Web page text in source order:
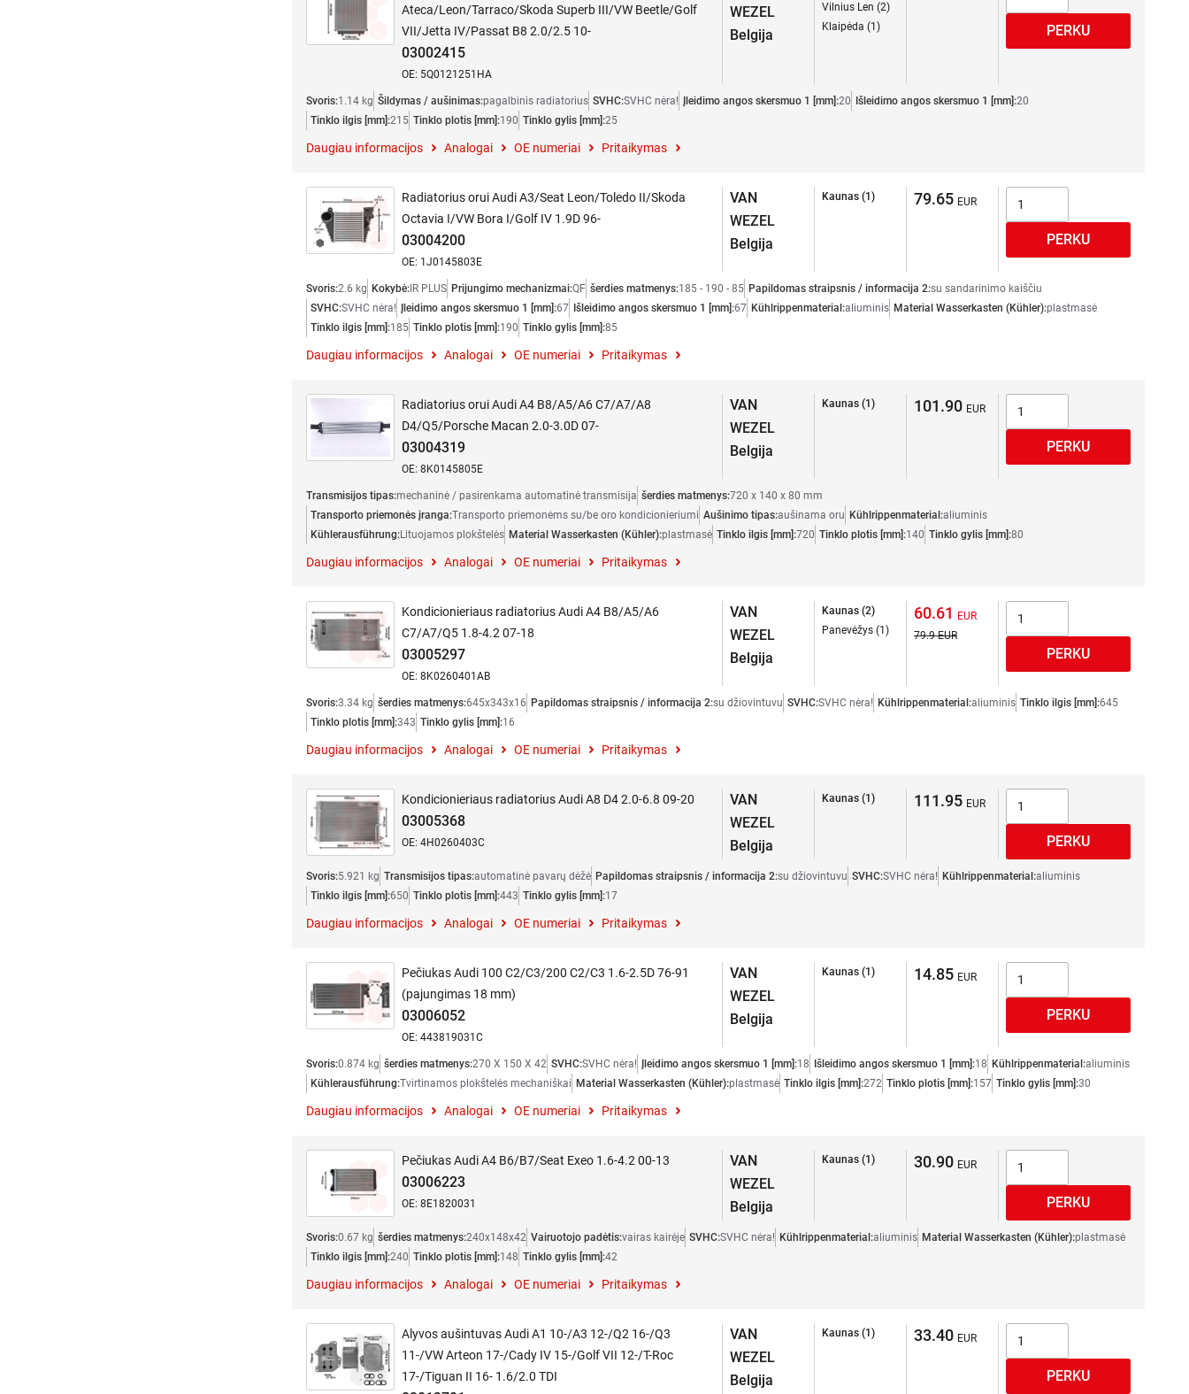
Ateca/Leon/Tarraco/Skoda Superb III/VW Beetle/Golf
VII/Jetta IV/Passat B8 2.0/2.5 10-
03002415
OE: 5Q0121251HA
WEZEL
Belgija
Vilnius Len (2)
Klaipėda (1)
Svoris:1.14 kg Šildymas / aušinimas:pagalbinis radiatorius SVHC:SVHC nėra! Įleidimo angos skersmuo 1 [mm]:20 Išleidimo angos skersmuo 1 [mm]:20
Tinklo ilgis [mm]:215 Tinklo plotis [mm]:190 Tinklo gylis [mm]:25
Daugiau informacijos Analogai OE numeriai Pritaikymas
Radiatorius orui Audi A3/Seat Leon/Toledo II/Skoda
Octavia I/VW Bora I/Golf IV 1.9D 96-
03004200
OE: 1J0145803E
VAN
WEZEL
Belgija
Kaunas (1) 79.65
Svoris:2.6 kg Kokybė: IR PLUS Prijungimo mechanizmai:QF šerdies matmenys:185 - 190 - 85 Papildomas straipsnis / informacija 2:su sandarinimo kaiščiu
SVHC:SVHC nėra! Įleidimo angos skersmuo 1 [mm]:67 Išleidimo angos skersmuo 1 [mm]:67 Kühlrippenmaterial:aliuminis Material Wasserkasten (Kühler):plastmasė
Tinklo ilgis [mm]:185 Tinklo plotis [mm]:190 Tinklo gylis [mm]:85
Daugiau informacijos Analogai OE numeriai Pritaikymas
Radiatorius orui Audi A4 B8/A5/A6 C7/A7/A8
D4/Q5/Porsche Macan 2.0-3.0D 07-
03004319
OE: 8K0145805E
VAN
WEZEL
Belgija
Kaunas (1) 101.90
Transmisijos tipas:mechaninė / pasirenkama automatinė transmisija šerdies matmenys:720 x 140 x 80 mm
Transporto priemonės įranga:Transporto priemonėms su/be oro kondicionieriumi Aušinimo tipas:aušinama oru Kühlrippenmaterial:aliuminis
Kühlerausführung:Lituojamos plokštelės Material Wasserkasten (Kühler):plastmasė Tinklo ilgis [mm]:720 Tinklo plotis [mm]:140 Tinklo gylis [mm]:80
Daugiau informacijos Analogai OE numeriai Pritaikymas
Kondicionieriaus radiatorius Audi A4 B8/A5/A6
C7/A7/Q5 1.8-4.2 07-18
03005297
OE: 8K0260401AB
VAN
WEZEL
Belgija
Kaunas (2)
Panevėžys (1)
60.61
79.9
Svoris:3.34 kg šerdies matmenys:645x343x16 Papildomas straipsnis / informacija 2:su džiovintuvu SVHC:SVHC nėra! Kühlrippenmaterial:aliuminis Tinklo ilgis [mm]:645
Tinklo plotis [mm]:343 Tinklo gylis [mm]:16
Daugiau informacijos Analogai OE numeriai Pritaikymas
Kondicionieriaus radiatorius Audi A8 D4 2.0-6.8 09-20
03005368
OE: 4H0260403C
VAN
WEZEL
Belgija
Kaunas (1) 111.95
Svoris:5.921 kg Transmisijos tipas:automatinė pavarų dėžė Papildomas straipsnis / informacija 2:su džiovintuvu SVHC:SVHC nėra! Kühlrippenmaterial:aliuminis
Tinklo ilgis [mm]:650 Tinklo plotis [mm]:443 Tinklo gylis [mm]:17
Daugiau informacijos Analogai OE numeriai Pritaikymas
Pečiukas Audi 100 C2/C3/200 C2/C3 1.6-2.5D 76-91
(pajungimas 18 mm)
03006052
OE: 443819031C
VAN
WEZEL
Belgija
Kaunas (1) 14.85
Svoris:0.874 kg šerdies matmenys:270 X 150 X 42 SVHC:SVHC nėra! Įleidimo angos skersmuo 1 [mm]:18 Išleidimo angos skersmuo 1 [mm]:18 Kühlrippenmaterial:aliuminis
Kühlerausführung:Tvirtinamos plokštelės mechaniškai Material Wasserkasten (Kühler):plastmasė Tinklo ilgis [mm]:272 Tinklo plotis [mm]:157 Tinklo gylis [mm]:30
Daugiau informacijos Analogai OE numeriai Pritaikymas
Pečiukas Audi A4 B6/B7/Seat Exeo 1.6-4.2 00-13
03006223
OE: 8E1820031
VAN
WEZEL
Belgija
Kaunas (1) 30.90
Svoris:0.67 kg šerdies matmenys:240x148x42 Vairuotojo padėtis:vairas kairėje SVHC:SVHC nėra! Kühlrippenmaterial:aliuminis Material Wasserkasten (Kühler):plastmasė
Tinklo ilgis [mm]:240 Tinklo plotis [mm]:148 Tinklo gylis [mm]:42
Daugiau informacijos Analogai OE numeriai Pritaikymas
Alyvos aušintuvas Audi A1 10-/A3 12-/Q2 16-/Q3
11-/VW Arteon 17-/Cady IV 15-/Golf VII 12-/T-Roc
17-/Tiguan II 16- 1.6/2.0 TDI
VAN
WEZEL
Belgija
Kaunas (1) 33.40